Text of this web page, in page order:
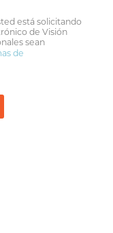
está solicitando
de Visión
sean
de